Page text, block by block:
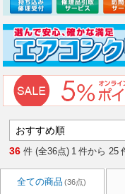
36 件 (全36点) 1 件から 25
全ての商品 (36点)